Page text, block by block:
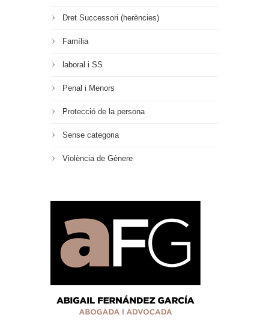
Dret Successori (herències)
Família
laboral i SS
Penal i Menors
Protecció de la persona
Sense categoria
Violència de Gènere